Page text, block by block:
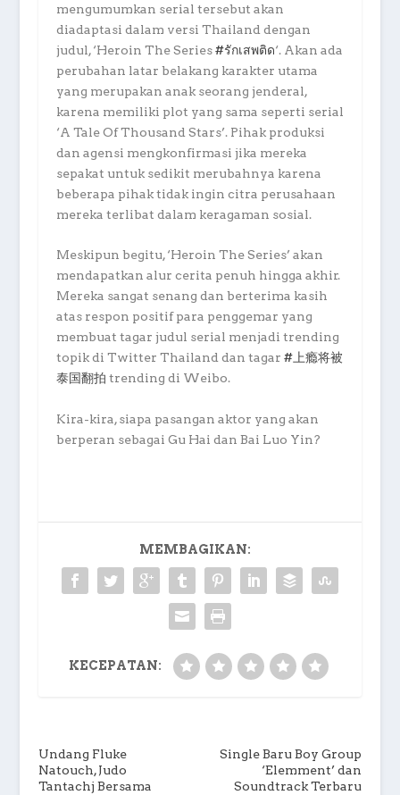
mengumumkan serial tersebut akan
diadaptasi dalam versi Thailand dengan
judul, ‘Heroin The Series#รักเสพติด‘. Akan ada
perubahan latar belakang karakter utama
yang merupakan anak seorang jenderal,
karena memiliki plot yang sama seperti serial
‘A Tale Of Thousand Stars’. Pihak produksi
dan agensi mengkonfirmasi jika mereka
sepakat untuk sedikit merubahnya karena
beberapa pihak tidak ingin citra perusahaan
mereka terlibat dalam keragaman sosial.
Meskipun begitu, ‘Heroin The Series’ akan
mendapatkan alur cerita penuh hingga akhir.
Mereka sangat senang dan berterima kasih
atas respon positif para penggemar yang
membuat tagar judul serial menjadi trending
topik di Twitter Thailand dan tagar #上瘾将被
泰国翻拍 trending di Weibo.
Kira-kira, siapa pasangan aktor yang akan
berperan sebagai Gu Hai dan Bai Luo Yin?
MEMBAGIKAN:
KECEPATAN:
Undang Fluke
Natouch, Judo
Tantachj Bersama
Single Baru Boy Group
‘Elemment’ dan
Soundtrack Terbaru